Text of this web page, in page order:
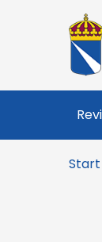
R
e
v
i
Start